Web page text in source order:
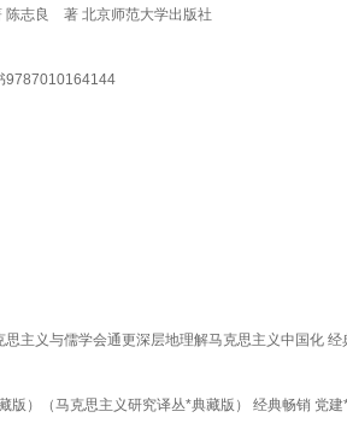
陈志良 著 北京师范大学出版社
9787010164144
主义与儒学会通更深层地理解马克思主义中国化
版）（马克思主义研究译丛*典藏版） 经典畅销 党